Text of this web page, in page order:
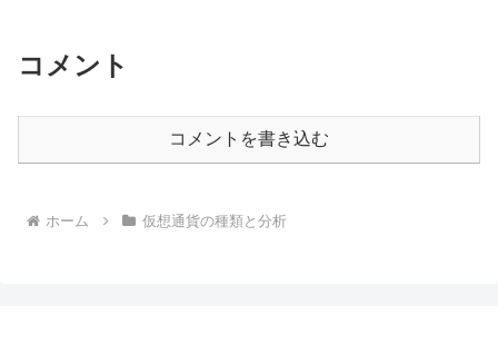
コメント
コメントを書き込む
ホーム 仮想通貨の種類と分析